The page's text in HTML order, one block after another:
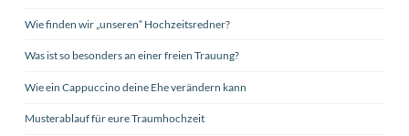
Wie finden wir „unseren“ Hochzeitsredner?
Was ist so besonders an einer freien Trauung?
Wie ein Cappuccino deine Ehe verändern kann
Musterablauf für eure Traumhochzeit